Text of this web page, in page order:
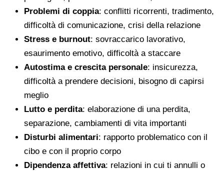
Problemi di coppia: conflitti ricorrenti, tradimento,
difficoltà di comunicazione, crisi della relazione
Stress e burnout: sovraccarico lavorativo,
esaurimento emotivo, difficoltà a staccare
Autostima e crescita personale: insicurezza,
difficoltà a prendere decisioni, bisogno di capirsi
meglio
Lutto e perdita: elaborazione di una perdita,
separazione, cambiamenti di vita importanti
Disturbi alimentari: rapporto problematico con il
cibo e con il proprio corpo
Dipendenza affettiva: relazioni in cui ti annulli o